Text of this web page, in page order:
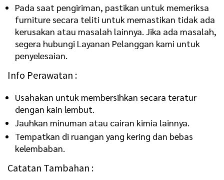
Pada saat pengiriman, pastikan untuk memeriksa
furniture secara teliti untuk memastikan tidak ada
kerusakan atau masalah lainnya. Jika ada masalah,
segera hubungi Layanan Pelanggan kami untuk
penyelesaian.
Info Perawatan :
Usahakan untuk membersihkan secara teratur
dengan kain lembut.
Jauhkan minuman atau cairan kimia lainnya.
Tempatkan di ruangan yang kering dan bebas
kelembaban.
Catatan Tambahan :